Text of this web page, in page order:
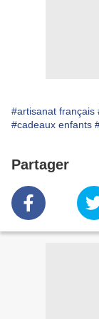
#artisanat français
#cadeaux enfants
Partager